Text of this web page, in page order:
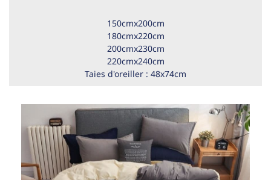
150cmx200cm
180cmx220cm
200cmx230cm
220cmx240cm
Taies d'oreiller : 48x74cm